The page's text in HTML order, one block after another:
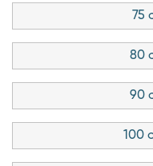
75
80
90
100